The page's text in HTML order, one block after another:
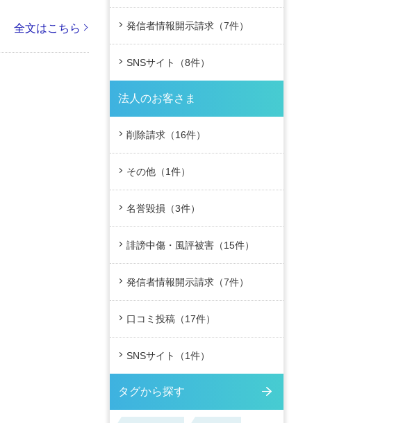
全文はこちら 発信者情報開示請求（7件）
SNSサイト（8件）
法人のお客さま
削除請求（16件）
その他（1件）
名誉毀損（3件）
誹謗中傷・風評被害（15件）
発信者情報開示請求（7件）
口コミ投稿（17件）
SNSサイト（1件）
タグから探す